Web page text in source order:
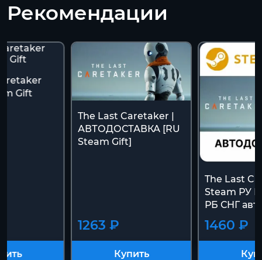
Рекомендации
Gift
The Last Caretaker |
АВТОДОСТАВКА [RU
Steam Gift]
1263 ₽
Купить
The Last
Steam РУ
РБ СНГ
1460 ₽